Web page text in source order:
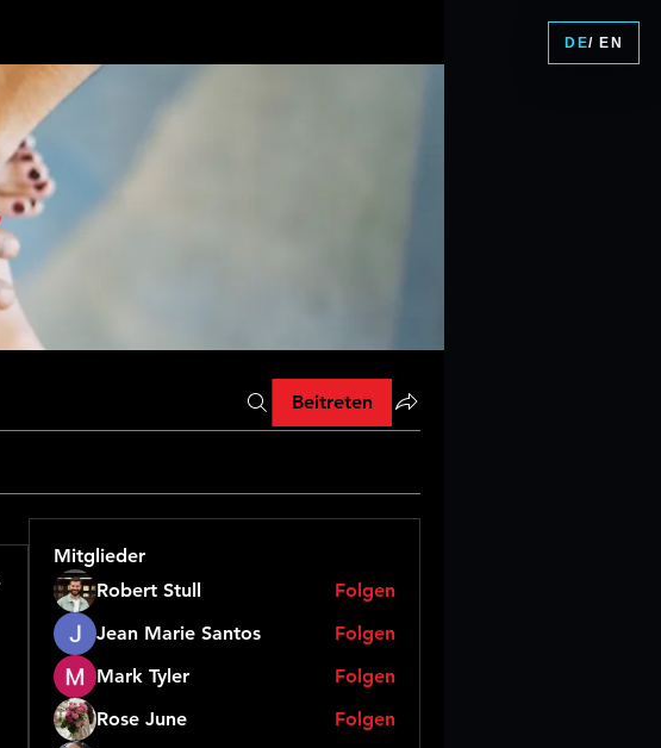
Beitreten
Mitglieder
Robert Stull
Folgen
Jean Marie Santos
Folgen
Mark Tyler
Folgen
Rose June
Folgen
DE/ EN